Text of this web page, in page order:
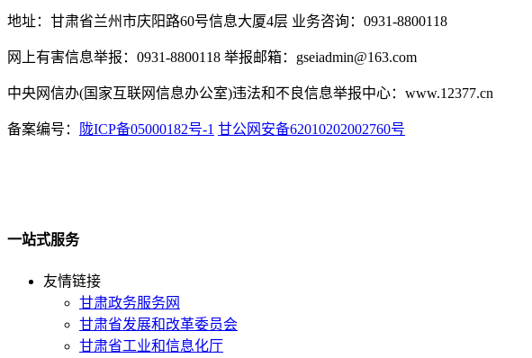
地址：甘肃省兰州市庆阳路60号信息大厦4层 业务咨询：0931-8800118
网上有害信息举报：0931-8800118 举报邮箱：gseiadmin@163.com
中央网信办(国家互联网信息办公室)违法和不良信息举报中心：www.12377.cn
备案编号： 陇ICP备05000182号-1 甘公网安备62010202002760号
一站式服务
友情链接
甘肃政务服务网
甘肃省发展和改革委员会
甘肃省工业和信息化厅